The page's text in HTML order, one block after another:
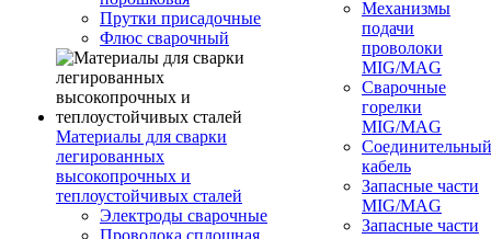
Прутки присадочные
Флюс сварочный
Материалы для сварки
легированных
высокопрочных и
теплоустойчивых сталей
Электроды сварочные
Проволока сплошная
Механизмы
подачи
проволоки
MIG/MAG
Сварочные
горелки
MIG/MAG
Соединительный
кабель
Запасные части
MIG/MAG
Запасные части